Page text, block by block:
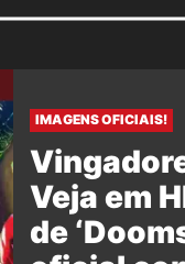
IMAGENS OFICIAIS!
Veja em
de